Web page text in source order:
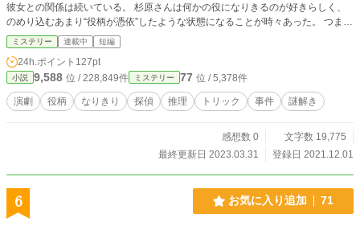
彼女との関係は続いている。 杉原さんは何かの役になりきるのが好きらしく、
のめり込むあまり“役柄が憑依”したような状態になることが時々あった。 つま
り、今も彼女が僕と付き合い続けているのは、“憑依”のせいかもしれない？
ミステリー 連載中 短編
24h.ポイント 127pt
小説 9,588 位 / 228,849件 ミステリー 77 位 / 5,378件
演劇 役柄 なりきり 探偵 推理 トリック 事件 謎解き
感想数 0
文字数 19,775
最終更新日 2023.03.31
登録日 2021.12.01
6 お気に入り追加 71